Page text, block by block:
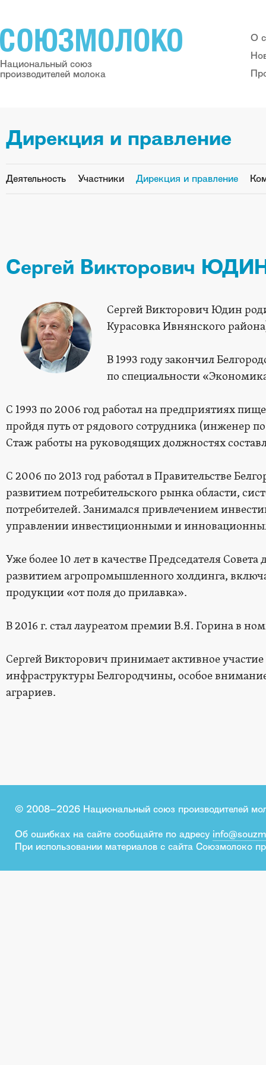
Национальный союз
производителей молока
О
Дирекция и правление
Деятельность Участники Дирекция и правление
Сергей Викторович
Сергей Викторович Юдин
Курасовка Ивнянского
В 1993 году закончил
по специальности
С 1993 по 2006 год работал на предприятиях
пройдя путь от рядового сотрудника (инженер
Стаж работы на руководящих должностях
С 2006 по 2013 год работал в Правительстве
развитием потребительского рынка области,
потребителей. Занимался привлечением
управлении инвестиционными и
Уже более 10 лет в качестве Председателя
развитием агропромышленного холдинга,
продукции «от поля до прилавка».
В 2016 г. стал лауреатом премии В.Я. Горина в
Сергей Викторович принимает активное
инфраструктуры Белгородчины, особое
аграриев.
© 2008–2026 Национальный союз производителей
Об ошибках на сайте сообщайте по адресу
При использовании материалов с сайта Союзмолоко